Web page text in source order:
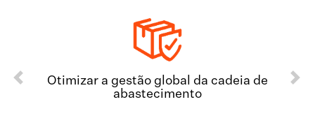
Otimizar a gestão global da cadeia de
abastecimento